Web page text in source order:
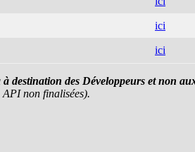
ici
ici
destination des Développeurs et non
non finalisées).